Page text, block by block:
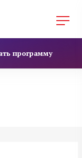
программу